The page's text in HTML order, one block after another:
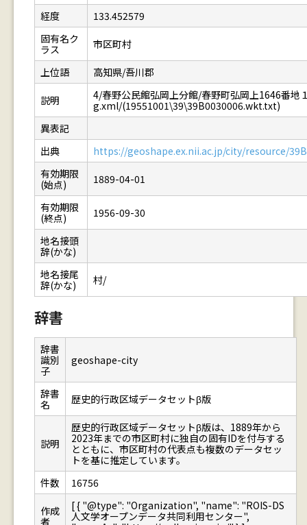
経度
133.452579
固有名ク
ラス
市区町村
上位語 高知県/吾川郡
説明
4/春野公民館弘岡上分館/春野町弘岡上1646番地
g.xml/(19551001\39\39B0030006.wkt.txt)
異表記
出典
https://geoshape.ex.nii.ac.jp/city/resource/
有効期限
(始点)
1889-04-01
有効期限
(終点)
1956-09-30
地名接頭
辞(かな)
地名接尾
辞(かな)
村/
辞書
辞書
識別
子
geoshape-city
辞書
名
歴史的行政区域データセットβ版
説明
歴史的行政区域データセットβ版は、1889年から
2023年までの市区町村に独自の固有IDを付与する
とともに、市区町村の代表点も複数のデータセッ
トを基に推定しています。
件数
16756
作成
者
[ { "@type": "Organization", "name": "ROIS-DS
人文学オープンデータ共同利用センター",